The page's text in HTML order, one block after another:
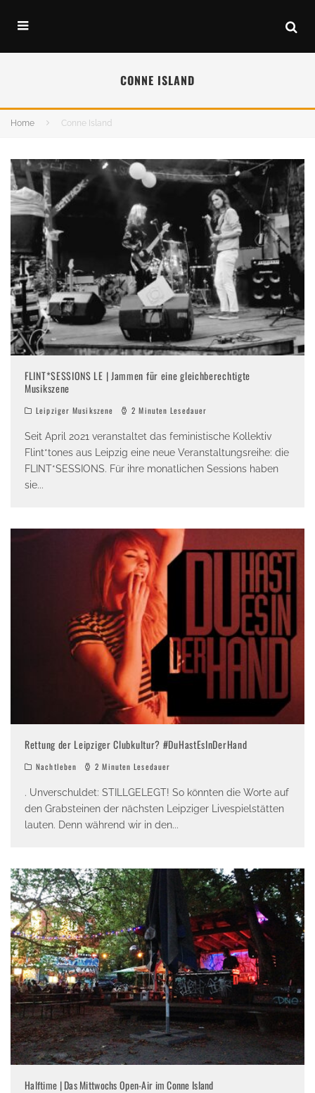
CONNE ISLAND
Home Conne Island
FLINT*SESSIONS LE | Jammen für eine gleichberechtigte
Musikszene
Leipziger Musikszene 2 Minuten Lesedauer
Seit April 2021 veranstaltet das feministische Kollektiv
Flint*tones aus Leipzig eine neue Veranstaltungsreihe: die
FLINT*SESSIONS. Für ihre monatlichen Sessions haben
sie...
Rettung der Leipziger Clubkultur? #DuHastEsInDerHand
Nachtleben 2 Minuten Lesedauer
. Unverschuldet: STILLGELEGT! So könnten die Worte auf
den Grabsteinen der nächsten Leipziger Livespielstätten
lauten. Denn während wir in den...
Halftime | Das Mittwochs Open-Air im Conne Island